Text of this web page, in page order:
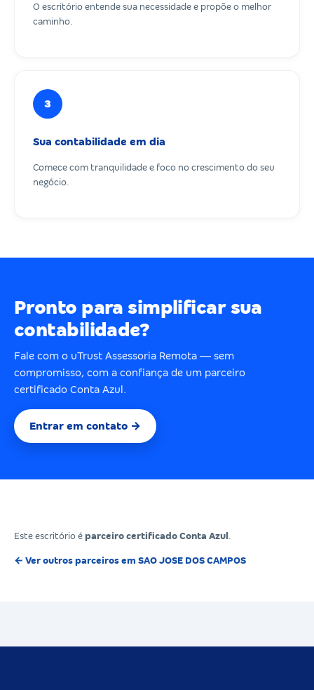
O escritório entende sua necessidade e propõe o melhor
caminho.
3
Sua contabilidade em dia
Comece com tranquilidade e foco no crescimento do seu
negócio.
Pronto para simplificar sua
contabilidade?
Fale com o uTrust Assessoria Remota — sem
compromisso, com a confiança de um parceiro
certificado Conta Azul.
Entrar em contato →
Este escritório é parceiro certificado Conta Azul
← Ver outros parceiros em SAO JOSE DOS CAMPOS